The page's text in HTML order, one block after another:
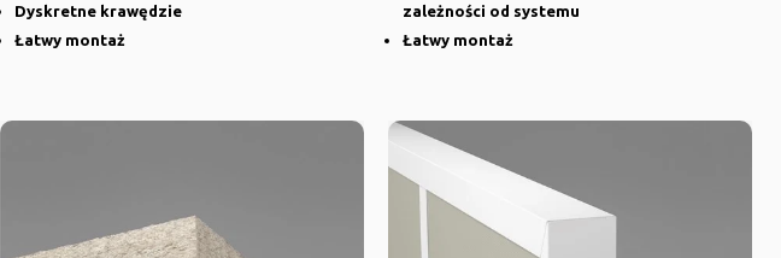
Dyskretne krawędzie
Łatwy montaż
zależności od systemu
Łatwy montaż